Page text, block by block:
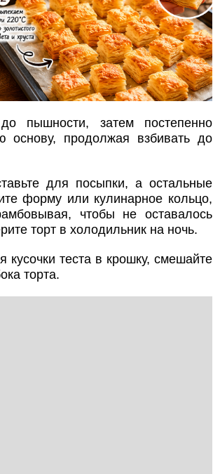
пышности, затем постепенно
основу, продолжая взбивать до
для посыпки, а остальные
форму или кулинарное кольцо,
чтобы не оставалось
торт в холодильник на ночь.
кусочки теста в крошку, смешайте
торта.